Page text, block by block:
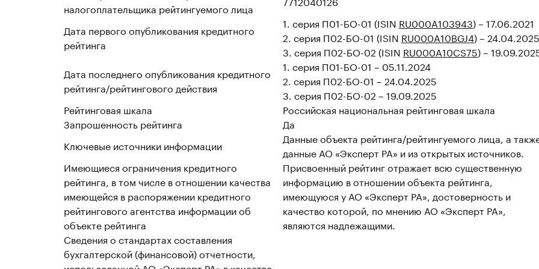
налогоплательщика рейтингуемого лица
Дата первого опубликования кредитного
рейтинга
1. серия П01-БО-01 (ISIN RU000A103943) – 17.06.2021
2. серия П02-БО-01 (ISIN RU000A10BGJ4) – 24.04.2025
3. серия П02-БО-02 (ISIN RU000A10CS75) –
Дата последнего опубликования кредитного
рейтинга/рейтингового действия
1. серия П01-БО-01 – 05.11.2024
2. серия П02-БО-01 – 24.04.2025
3. серия П02-БО-02 – 19.09.2025
Рейтинговая шкала
Российская национальная рейтинговая шкала
Запрошенность рейтинга
Да
Ключевые источники информации
Данные объекта рейтинга/рейтингуемого лица, а
данные АО «Эксперт РА» и из открытых источников.
Имеющиеся ограничения кредитного
рейтинга, в том числе в отношении качества
имеющейся в распоряжении кредитного
рейтингового агентства информации об
объекте рейтинга
Присвоенный рейтинг отражает всю существенную
информацию в отношении объекта рейтинга,
имеющуюся у АО «Эксперт РА», достоверность и
качество которой, по мнению АО «Эксперт РА»,
являются надлежащими.
Сведения о стандартах составления
бухгалтерской (финансовой) отчетности,